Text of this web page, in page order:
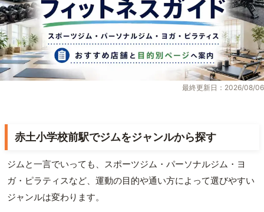
最終更新日：2026/08/06
赤土小学校前駅でジムをジャンルから探す
ジムと一言でいっても、スポーツジム・パーソナルジム・ヨ
ガ・ピラティスなど、運動の目的や通い方によって選びやすい
ジャンルは変わります。